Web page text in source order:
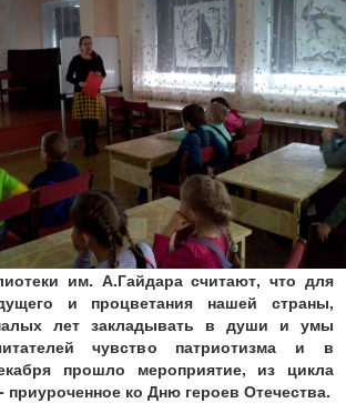
им. А.Гайдара считают, что для
и процветания нашей страны,
лет закладывать в души и умы
чувство патриотизма и в
прошло мероприятие, из цикла
приуроченное ко Дню героев Отечества.